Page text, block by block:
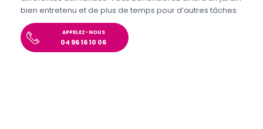
bien entretenu et de plus de temps pour d’autres tâches.
APPELEZ-NOUS
04 96 16 10 06